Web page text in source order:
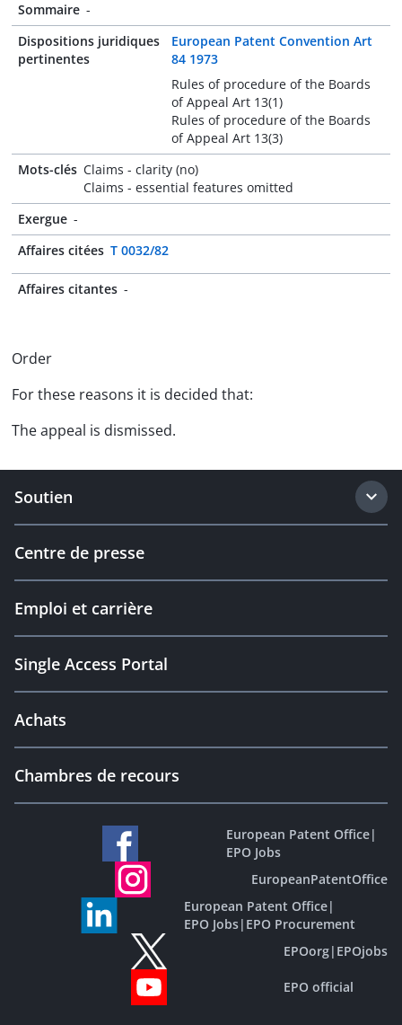
Sommaire -
Dispositions juridiques
pertinentes
European Patent Convention Art
84 1973
Rules of procedure of the Boards
of Appeal Art 13(1)
Rules of procedure of the Boards
of Appeal Art 13(3)
Mots-clés Claims - clarity (no)
Claims - essential features omitted
Exergue -
Affaires citées T 0032/82
Affaires citantes -
Order
For these reasons it is decided that:
The appeal is dismissed.
Soutien
Centre de presse
Emploi et carrière
Single Access Portal
Achats
Chambres de recours
European Patent Office|
EPO Jobs
EuropeanPatentOffice
European Patent Office|
EPO Jobs| EPO Procurement
EPOorg| EPOjobs
EPO official